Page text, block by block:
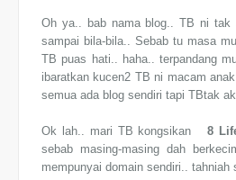
Oh ya.. bab nama blog.. TB ni tak
sampai bila-bila.. Sebab tu masa
TB puas hati.. haha.. terpandang
ibaratkan kucen2 TB ni macam
semua ada blog sendiri tapi TBtak
Ok lah.. mari TB kongsikan 8
sebab masing-masing dah
mempunyai domain sendiri..